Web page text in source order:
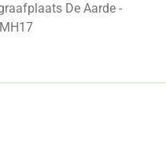
De Aarde -